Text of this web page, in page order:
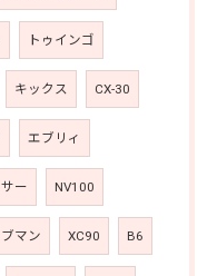
トゥインゴ
キックス CX-30
エブリィ
ー NV100
マン XC90 B6